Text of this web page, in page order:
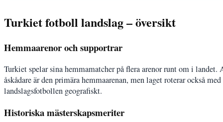
Turkiet fotboll landslag – översikt
Hemmaarenor och supportrar
Turkiet spelar sina hemmamatcher på flera arenor runt om i
åskådare är den primära hemmaarenan, men laget roterar också
landslagsfotbollen geografiskt.
Historiska mästerskapsmeriter